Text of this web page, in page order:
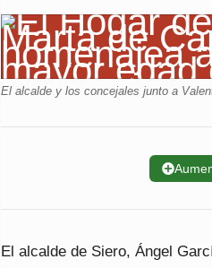
El alcalde y los concejales junto a
➕
El alcalde de Siero, Ángel